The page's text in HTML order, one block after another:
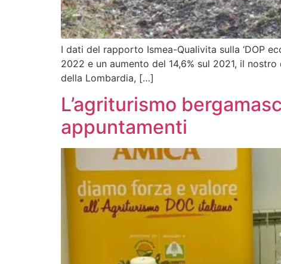
I dati del rapporto Ismea-Qualivita sulla ‘DOP
2022 e un aumento del 14,6% sul 2021, il
della Lombardia, […]
L’agriturismo
appuntamenti